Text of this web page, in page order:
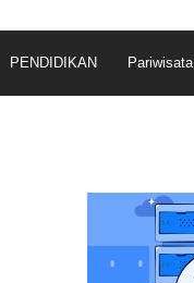
PENDIDIKAN Pariwisata